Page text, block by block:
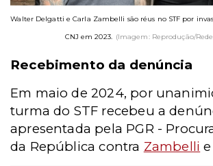
Walter Delgatti e Carla Zambelli são réus no STF por
CNJ em 2023. (Imagem: Reprodução/
Recebimento da denúncia
Em maio de 2024, por
turma do STF recebeu a
apresentada pela PGR -
da República contra Zambelli